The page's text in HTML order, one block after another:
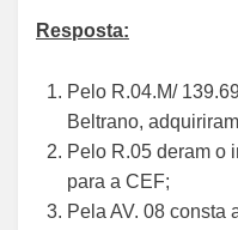
Resposta:
Pelo R.04.M/
Beltrano,
Pelo R.05 deram o
para a CEF;
Pela AV. 08 consta